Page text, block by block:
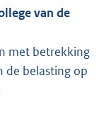
van de
met betrekking
de belasting op